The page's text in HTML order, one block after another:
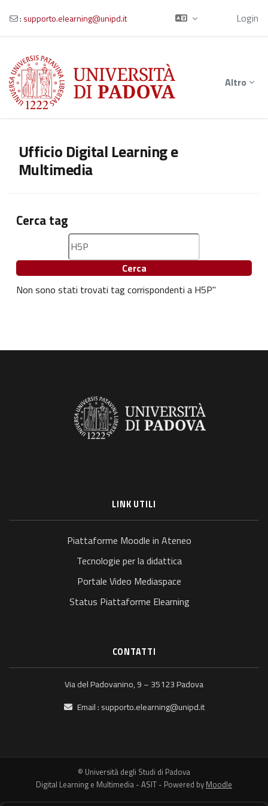
Vai al contenuto principale
: supporto.elearning@unipd.it Login
Altro
Ufficio Digital Learning e
Multimedia
Cerca tag
Cerca tag
Non sono stati trovati tag corrispondenti a H5P"
LINK UTILI
Piattaforme Moodle in Ateneo
Tecnologie per la didattica
Portale Video Mediaspace
Status Piattaforme Elearning
CONTATTI
Via del Padovanino, 9 – 35123 Padova
Email : supporto.elearning@unipd.it
© Università degli Studi di Padova
Digital Learning e Multimedia - ASIT - Powered by Moodle